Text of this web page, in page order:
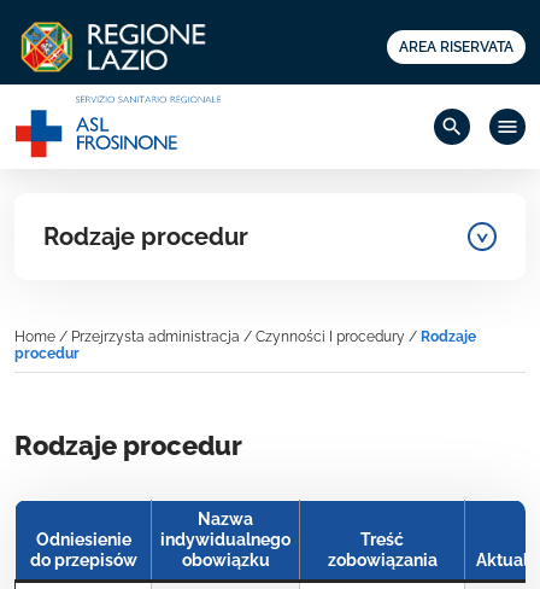
AREA RISERVATA
search menu
Rodzaje procedur
Home / Przejrzysta administracja / Czynności I procedury / Rodzaje
procedur
Rodzaje procedur
Odniesienie
do przepisów
Nazwa
indywidualnego
obowiązku
Treść
zobowiązania